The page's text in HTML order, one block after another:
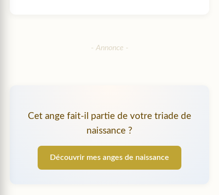
Cet ange fait-il partie de votre triade de
naissance ?
Découvrir mes anges de naissance